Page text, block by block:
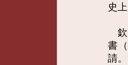
史
欽
書
請